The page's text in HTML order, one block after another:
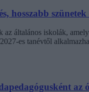
hosszabb
általános iskolák,
es tanévtől
az